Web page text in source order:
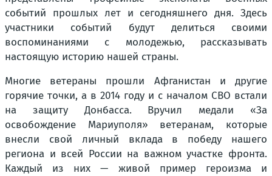
событий прошлых лет и сегодняшнего дня. Здесь
участники событий будут делиться своими
воспоминаниями с молодежью, рассказывать
настоящую историю нашей страны.
Многие ветераны прошли Афганистан и другие
горячие точки, а в 2014 году и с началом СВО встали
на защиту Донбасса. Вручил медали «За
освобождение Мариуполя» ветеранам, которые
внесли свой личный вклада в победу нашего
региона и всей России на важном участке фронта.
Каждый из них — живой пример героизма и